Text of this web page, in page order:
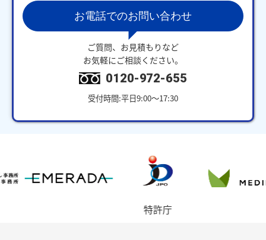
お電話でのお問い合わせ
ご質問、お見積もりなど
お気軽にご相談ください。
0120-972-655
受付時間:平日9:00～17:30
特許庁